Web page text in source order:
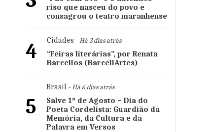
riso que nasceu do povo e
consagrou o teatro maranhense
4 Cidades - Há 3 dias atrás
“Feiras literárias”, por Renata
Barcellos (BarcellArtes)
5
Brasil - Há 6 dias atrás
Salve 1º de Agosto – Dia do
Poeta Cordelista: Guardião da
Memória, da Cultura e da
Palavra em Versos